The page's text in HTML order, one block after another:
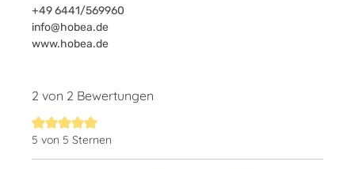
+49 6441/569960
info@hobea.de
www.hobea.de
2 von 2 Bewertungen
Durchschnittliche Bewertung von 5 von 5 Sternen
5 von 5 Sternen